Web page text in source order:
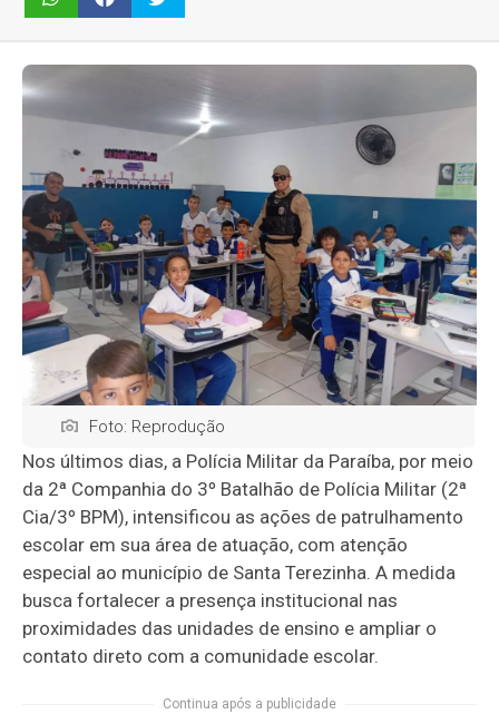
Foto: Reprodução
Nos últimos dias, a Polícia Militar da Paraíba, por meio
da 2ª Companhia do 3º Batalhão de Polícia Militar (2ª
Cia/3º BPM), intensificou as ações de patrulhamento
escolar em sua área de atuação, com atenção
especial ao município de Santa Terezinha. A medida
busca fortalecer a presença institucional nas
proximidades das unidades de ensino e ampliar o
contato direto com a comunidade escolar.
Continua após a publicidade